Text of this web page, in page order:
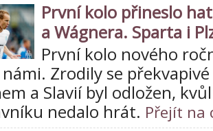
První kolo přineslo
a Wágnera. Sparta i
První kolo nového
Zrodily se
a Slavií byl odložen,
nedalo hrát. Přejít na